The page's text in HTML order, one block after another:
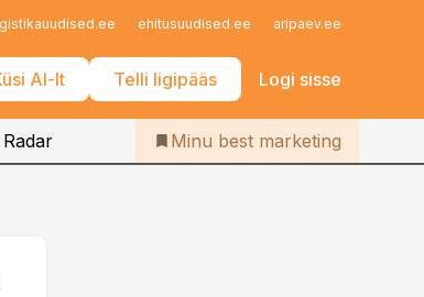
ehitusuudised.ee aripaev.ee
AI-lt Telli ligipääs Logi sisse
Iseteenindus
Telli Bestmarketing
Radar Minu best marketing